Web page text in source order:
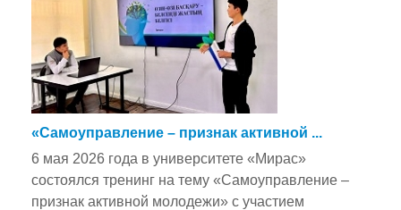
«Самоуправление – признак активной ...
6 мая 2026 года в университете «Мирас»
состоялся тренинг на тему «Самоуправление –
признак активной молодежи» с участием